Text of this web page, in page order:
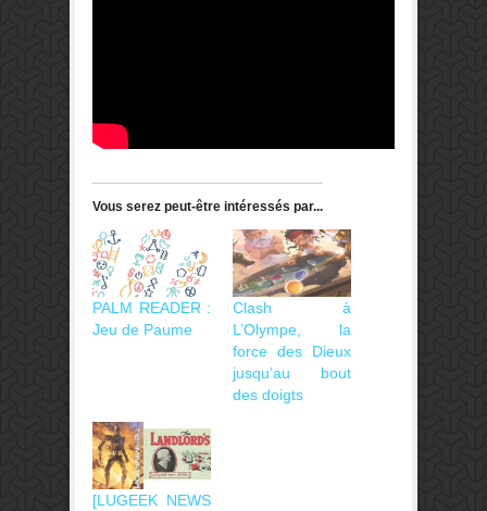
Vous serez peut-être intéressés par...
PALM READER :
Jeu de Paume
Clash à
L’Olympe, la
force des Dieux
jusqu’au bout
des doigts
[LUGEEK NEWS